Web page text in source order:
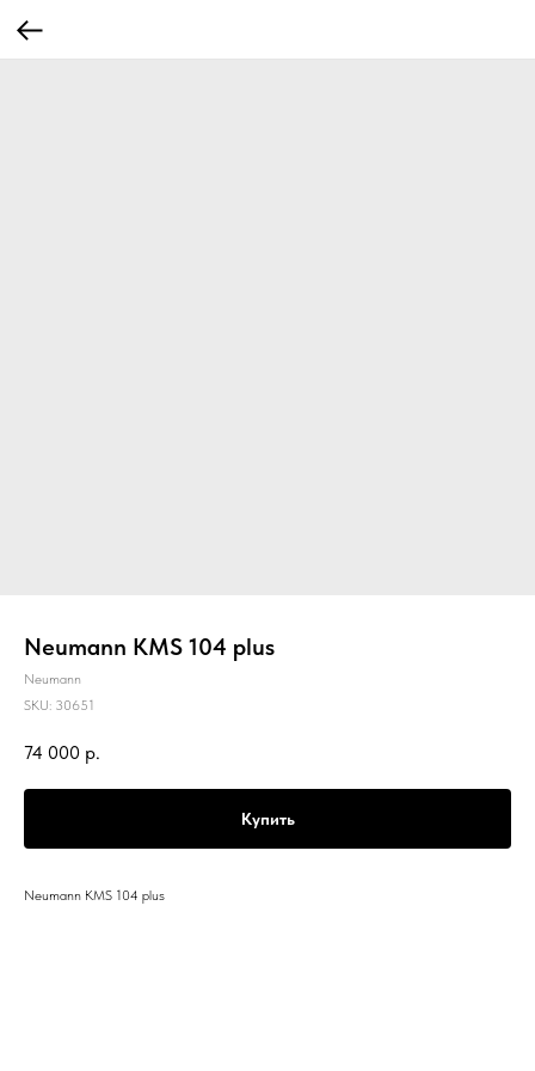
Neumann KMS 104 plus
Neumann
SKU: 30651
74 000 р.
Купить
Neumann KMS 104 plus